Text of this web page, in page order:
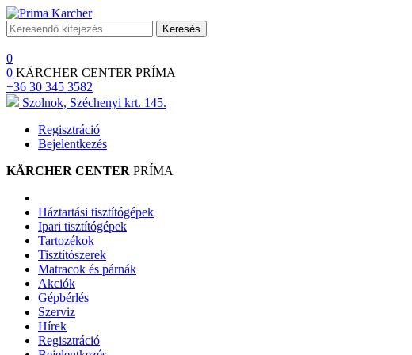
Keresés
0
0 KÄRCHER CENTER PRÍMA
+36 30 345 3582
Szolnok, Széchenyi krt. 145.
Regisztráció
Bejelentkezés
KÄRCHER CENTER PRÍMA
Háztartási tisztítógépek
Ipari tisztítógépek
Tartozékok
Tisztítószerek
Matracok és párnák
Akciók
Gépbérlés
Szerviz
Hírek
Regisztráció